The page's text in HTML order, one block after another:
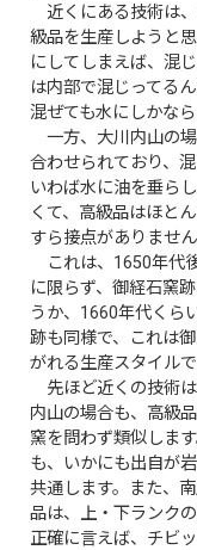
近くにある技術は
級品を生産しようと
にしてしまえば、混
は内部で混じってる
混ぜても水にしかな
一方、大川内山の
合わせられており、
いわば水に油を垂ら
くて、高級品はほと
すら接点がありません
これは、1650年代
に限らず、御経石窯
うか、1660年代くら
跡も同様で、これは
がれる生産スタイルで
先ほど近くの技術は
内山の場合も、高級
窯を問わず類似しま
も、いかにも出自が
共通します。また、
品は、上・下ランク
正確に言えば、チビ